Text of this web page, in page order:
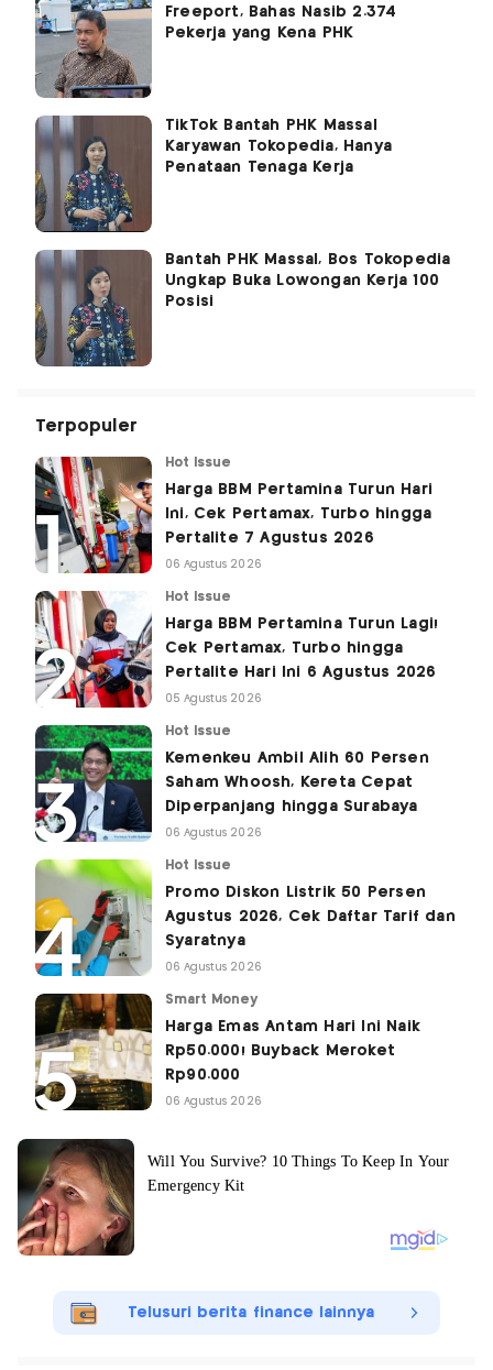
Freeport, Bahas Nasib 2.374
Pekerja yang Kena PHK
TikTok Bantah PHK Massal
Karyawan Tokopedia, Hanya
Penataan Tenaga Kerja
Bantah PHK Massal, Bos Tokopedia
Ungkap Buka Lowongan Kerja 100
Posisi
Terpopuler
Hot Issue
Harga BBM Pertamina Turun Hari
Ini, Cek Pertamax, Turbo hingga
Pertalite 7 Agustus 2026
06 Agustus 2026
Hot Issue
Harga BBM Pertamina Turun Lagi!
Cek Pertamax, Turbo hingga
Pertalite Hari Ini 6 Agustus 2026
05 Agustus 2026
Hot Issue
Kemenkeu Ambil Alih 60 Persen
Saham Whoosh, Kereta Cepat
Diperpanjang hingga Surabaya
06 Agustus 2026
Hot Issue
Promo Diskon Listrik 50 Persen
Agustus 2026, Cek Daftar Tarif dan
Syaratnya
06 Agustus 2026
Smart Money
Harga Emas Antam Hari Ini Naik
Rp50.000! Buyback Meroket
Rp90.000
06 Agustus 2026
Telusuri berita finance lainnya